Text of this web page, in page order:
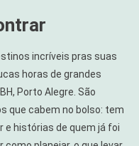
incríveis pras suas
horas de grandes
Porto Alegre. São
que cabem no bolso: tem
e histórias de quem já foi